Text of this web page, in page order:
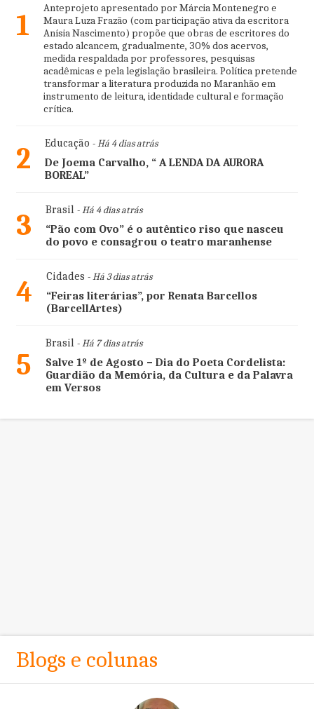
1
Anteprojeto apresentado por Márcia Montenegro e
Maura Luza Frazão (com participação ativa da escritora
Anísia Nascimento) propõe que obras de escritores do
estado alcancem, gradualmente, 30% dos acervos,
medida respaldada por professores, pesquisas
acadêmicas e pela legislação brasileira. Política pretende
transformar a literatura produzida no Maranhão em
instrumento de leitura, identidade cultural e formação
crítica.
2 Educação - Há 4 dias atrás
De Joema Carvalho, “ A LENDA DA AURORA
BOREAL”
3 Brasil- Há 4 dias atrás
“Pão com Ovo” é o autêntico riso que nasceu
do povo e consagrou o teatro maranhense
4 Cidades - Há 3 dias atrás
“Feiras literárias”, por Renata Barcellos
(BarcellArtes)
5
Brasil- Há 7 dias atrás
Salve 1º de Agosto – Dia do Poeta Cordelista:
Guardião da Memória, da Cultura e da Palavra
em Versos
Blogs e colunas